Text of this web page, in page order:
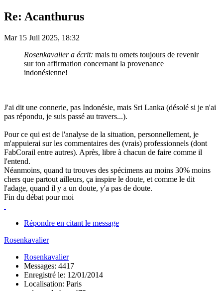
Re: Acanthurus
Mar 15 Juil 2025, 18:32
Rosenkavalier a écrit: mais tu omets toujours de revenir
sur ton affirmation concernant la provenance
indonésienne!
J'ai dit une connerie, pas Indonésie, mais Sri Lanka (désolé si je n'ai
pas répondu, je suis passé au travers...).
Pour ce qui est de l'analyse de la situation, personnellement, je
m'appuierai sur les commentaires des (vrais) professionnels (dont
FabCorail entre autres). Après, libre à chacun de faire comme il
l'entend.
Néanmoins, quand tu trouves des spécimens au moins 30% moins
chers que partout ailleurs, ça inspire le doute, et comme le dit
l'adage, quand il y a un doute, y'a pas de doute.
Fin du débat pour moi
Répondre en citant le message
Rosenkavalier
Rosenkavalier
Messages: 4417
Enregistré le: 12/01/2014
Localisation: Paris